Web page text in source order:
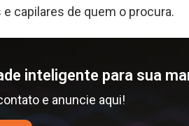
capilares de quem o procura.
inteligente para sua
e anuncie aqui!